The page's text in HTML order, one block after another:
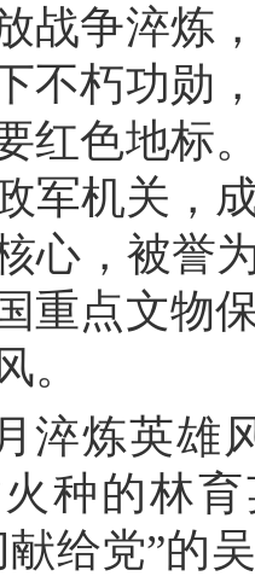
战争淬炼
不朽功勋
红色地标
军机关，
心，被誉
重点文物
。
淬炼英雄
种的林
献给党”的